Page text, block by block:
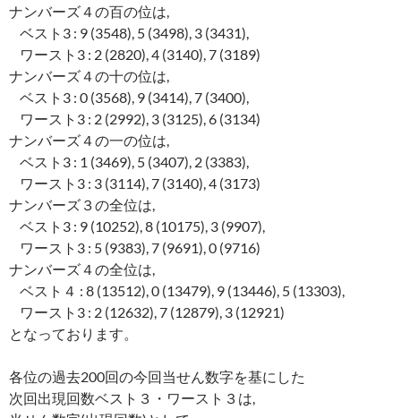
ナンバーズ４の百の位は,
ベスト3 : 9 (3548), 5 (3498), 3 (3431),
ワースト3 : 2 (2820), 4 (3140), 7 (3189)
ナンバーズ４の十の位は,
ベスト3 : 0 (3568), 9 (3414), 7 (3400),
ワースト3 : 2 (2992), 3 (3125), 6 (3134)
ナンバーズ４の一の位は,
ベスト3 : 1 (3469), 5 (3407), 2 (3383),
ワースト3 : 3 (3114), 7 (3140), 4 (3173)
ナンバーズ３の全位は,
ベスト3 : 9 (10252), 8 (10175), 3 (9907),
ワースト3 : 5 (9383), 7 (9691), 0 (9716)
ナンバーズ４の全位は,
ベスト４ : 8 (13512), 0 (13479), 9 (13446), 5 (13303),
ワースト3 : 2 (12632), 7 (12879), 3 (12921)
となっております。
各位の過去200回の今回当せん数字を基にした
次回出現回数ベスト３・ワースト３は,